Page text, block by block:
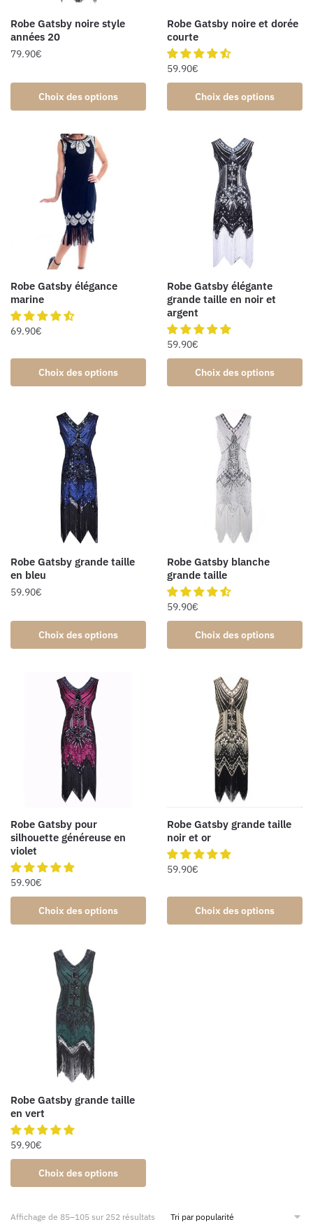
Robe Gatsby noire style
années 20
79.90€
Choix des options
Robe Gatsby noire et dorée
courte
59.90€
Choix des options
Robe Gatsby élégance
marine
69.90€
Choix des options
Robe Gatsby élégante
grande taille en noir et
argent
59.90€
Choix des options
Robe Gatsby grande taille
en bleu
59.90€
Choix des options
Robe Gatsby blanche
grande taille
59.90€
Choix des options
Robe Gatsby pour
silhouette généreuse en
violet
59.90€
Choix des options
Robe Gatsby grande taille
noir et or
59.90€
Choix des options
Robe Gatsby grande taille
en vert
59.90€
Choix des options
Affichage de 85–105 sur 252 résultats